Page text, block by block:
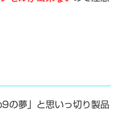
の夢」と思いっ切り製品